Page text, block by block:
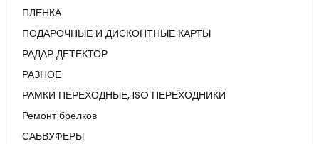
ПЛЕНКА
ПОДАРОЧНЫЕ И ДИСКОНТНЫЕ КАРТЫ
РАДАР ДЕТЕКТОР
РАЗНОЕ
РАМКИ ПЕРЕХОДНЫЕ, ISO ПЕРЕХОДНИКИ
Ремонт брелков
САБВУФЕРЫ